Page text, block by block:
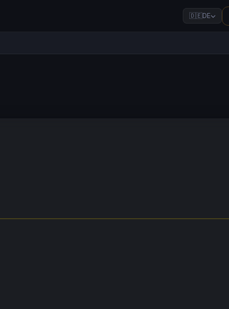
🇩🇪DE